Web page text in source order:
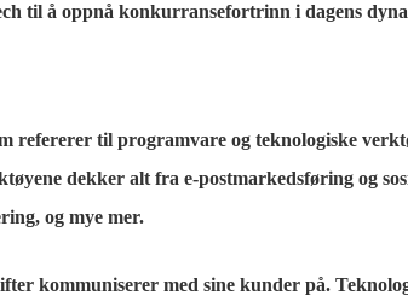
til å oppnå konkurransefortrinn i dagens
refererer til programvare og teknologiske
dekker alt fra e-postmarkedsføring og
og mye mer.
kommuniserer med sine kunder på.